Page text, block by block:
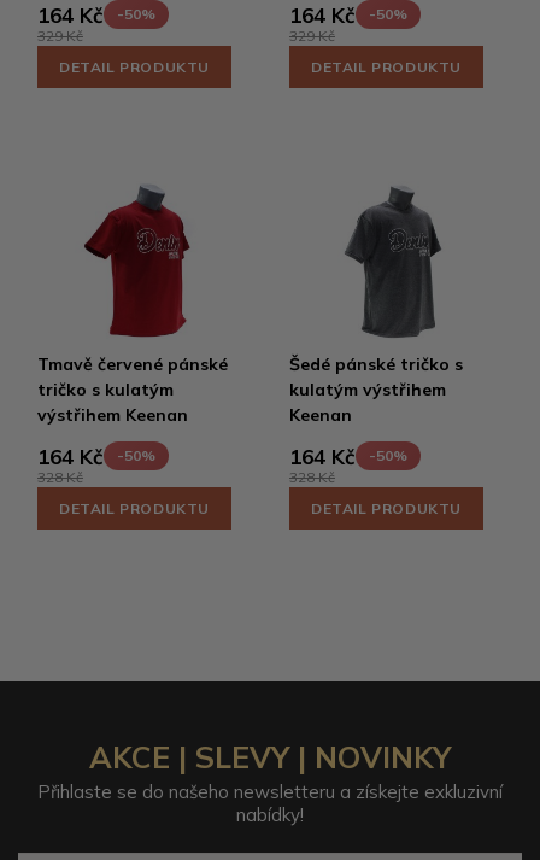
164 Kč
-50%
329 Kč
DETAIL PRODUKTU
164 Kč
-50%
329 Kč
DETAIL PRODUKTU
Tmavě červené pánské
tričko s kulatým
výstřihem Keenan
164 Kč
-50%
328 Kč
DETAIL PRODUKTU
Šedé pánské tričko s
kulatým výstřihem
Keenan
164 Kč
-50%
328 Kč
DETAIL PRODUKTU
AKCE | SLEVY | NOVINKY
Přihlaste se do našeho newsletteru a získejte exkluzivní
nabídky!